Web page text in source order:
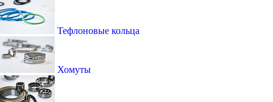
Тефлоновые кольца
Хомуты